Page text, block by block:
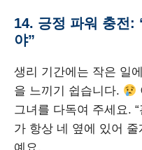
14. 긍정 파워 충전:
야”
생리 기간에는 작은 일
을 느끼기 쉽습니다.
그녀를 다독여 주세요.
가 항상 네 옆에 있어 줄